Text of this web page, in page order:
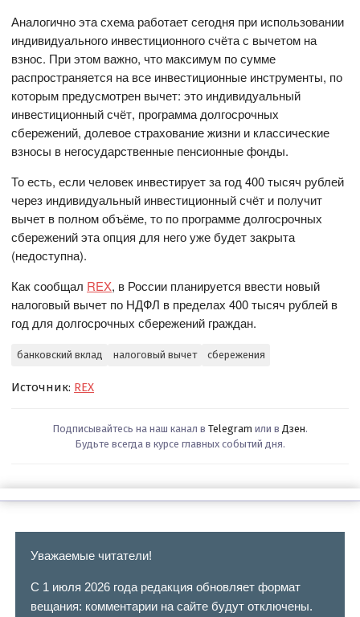
Аналогично эта схема работает сегодня при использовании
индивидуального инвестиционного счёта с вычетом на
взнос. При этом важно, что максимум по сумме
распространяется на все инвестиционные инструменты, по
которым предусмотрен вычет: это индивидуальный
инвестиционный счёт, программа долгосрочных
сбережений, долевое страхование жизни и классические
взносы в негосударственные пенсионные фонды.
То есть, если человек инвестирует за год 400 тысяч рублей
через индивидуальный инвестиционный счёт и получит
вычет в полном объёме, то по программе долгосрочных
сбережений эта опция для него уже будет закрыта
(недоступна).
Как сообщал REX, в России планируется ввести новый
налоговый вычет по НДФЛ в пределах 400 тысяч рублей в
год для долгосрочных сбережений граждан.
банковский вклад налоговый вычет сбережения
Источник: REX
Подписывайтесь на наш канал в Telegram или в Дзен.
Будьте всегда в курсе главных событий дня.
Уважаемые читатели!
С 1 июля 2026 года редакция обновляет формат
вещания: комментарии на сайте будут отключены.